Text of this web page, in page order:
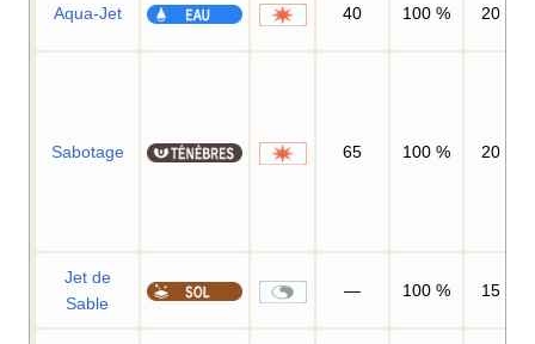
Aqua-Jet 40 100 % 20
Sabotage 65 100 % 20
Jet de
Sable
— 100 % 15